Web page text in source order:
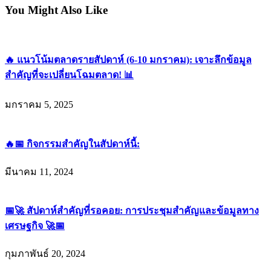
You Might Also Like
🔥 แนวโน้มตลาดรายสัปดาห์ (6-10 มกราคม): เจาะลึกข้อมูล
สำคัญที่จะเปลี่ยนโฉมตลาด! 📊
มกราคม 5, 2025
🔥📅 กิจกรรมสำคัญในสัปดาห์นี้:
มีนาคม 11, 2024
📅🚀 สัปดาห์สำคัญที่รอคอย: การประชุมสำคัญและข้อมูลทาง
เศรษฐกิจ 🚀📅
กุมภาพันธ์ 20, 2024